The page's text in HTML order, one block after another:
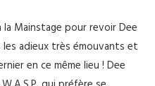
Mainstage pour revoir Dee
adieux très émouvants et
en ce même lieu ! Dee